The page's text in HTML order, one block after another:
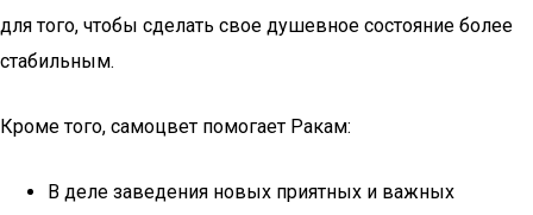
для того, чтобы сделать свое душевное состояние более
стабильным.
Кроме того, самоцвет помогает Ракам:
В деле заведения новых приятных и важных